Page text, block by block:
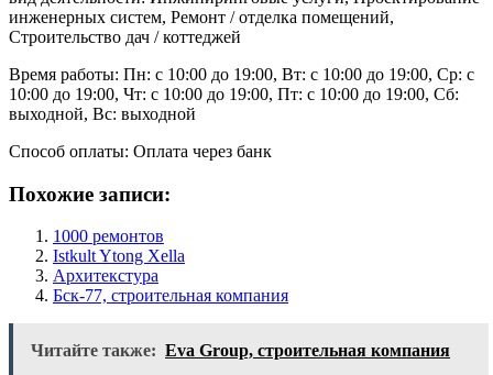
инженерных систем, Ремонт / отделка помещений,
Строительство дач / коттеджей
Время работы: Пн: с 10:00 до 19:00, Вт: с 10:00 до 19:00, Ср: с
10:00 до 19:00, Чт: с 10:00 до 19:00, Пт: с 10:00 до 19:00, Сб:
выходной, Вс: выходной
Способ оплаты: Оплата через банк
Похожие записи:
1000 ремонтов
Istkult Ytong Xella
Архитекстура
Бск-77, строительная компания
Читайте также: Eva Group, строительная компания